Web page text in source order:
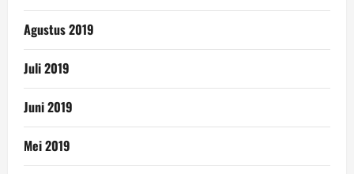
Agustus 2019
Juli 2019
Juni 2019
Mei 2019